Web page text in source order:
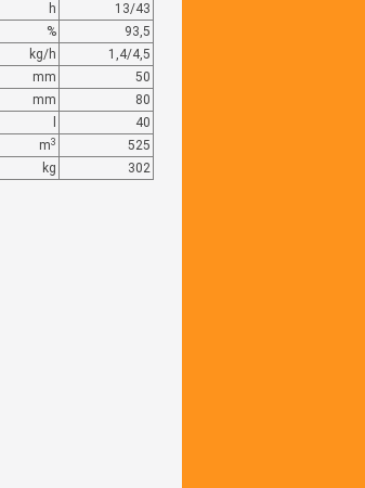
h
13/43
%
93,5
kg/h
1,4/4,5
mm
50
mm
80
40
m3
525
kg 302